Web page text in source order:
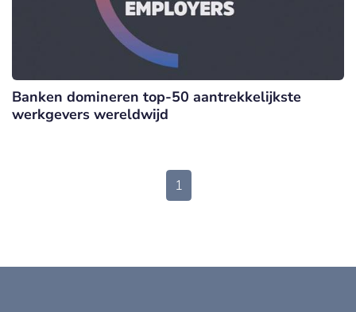
Banken domineren top-50 aantrekkelijkste
werkgevers wereldwijd
1